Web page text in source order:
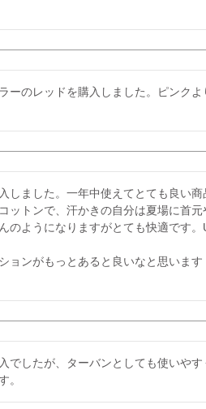
ーのレッドを購入しました。ピンク
ました。一年中使えてとても良い商
ットンで、汗かきの自分は夏場に首
のようになりますがとても快適です
ョンがもっとあると良いなと思いま
でしたが、ターバンとしても使いや
。